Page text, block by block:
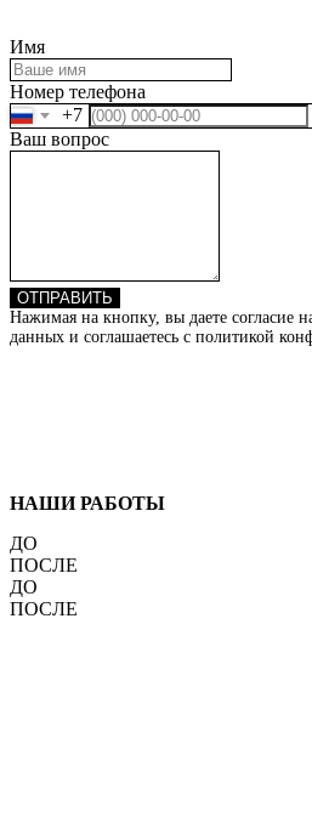
Имя
Номер телефона
+7
Ваш вопрос
ОТПРАВИТЬ
Нажимая на кнопку, вы даете согласие
данных и соглашаетесь c политикой
НАШИ РАБОТЫ
ДО
ПОСЛЕ
ДО
ПОСЛЕ